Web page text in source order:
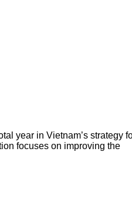
year in Vietnam’s strategy
focuses on improving the